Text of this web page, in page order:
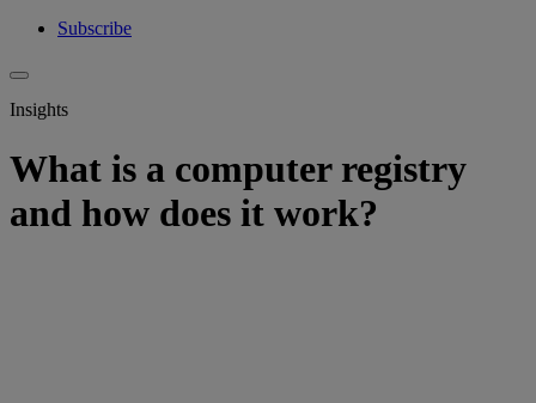
Subscribe
Insights
What is a computer registry
and how does it work?